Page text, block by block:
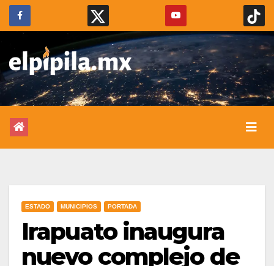
ESTADO MUNICIPIOS PORTADA
Irapuato inaugura
nuevo complejo de